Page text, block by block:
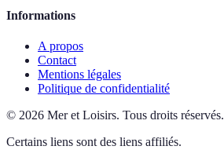
Informations
A propos
Contact
Mentions légales
Politique de confidentialité
© 2026 Mer et Loisirs. Tous droits réservés.
Certains liens sont des liens affiliés.